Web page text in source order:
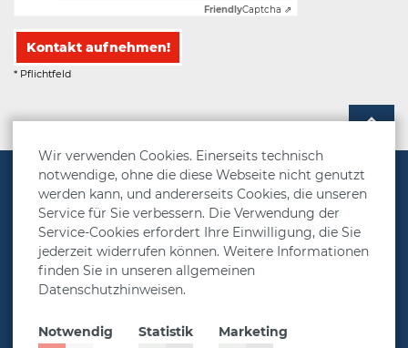
Wir verwenden Cookies. Einerseits technisch
notwendige, ohne die diese Webseite nicht genutzt
werden kann, und andererseits Cookies, die unseren
Service für Sie verbessern. Die Verwendung der
Service-Cookies erfordert Ihre Einwilligung, die Sie
jederzeit widerrufen können. Weitere Informationen
finden Sie in unseren allgemeinen
Datenschutzhinweisen.
Notwendig Statistik Marketing
FriendlyCaptcha ⇗
Kontakt aufnehmen!
* Pflichtfeld
Vorsorgelösungen
Rechner
Über MetallRente
Presse & Aktuelles